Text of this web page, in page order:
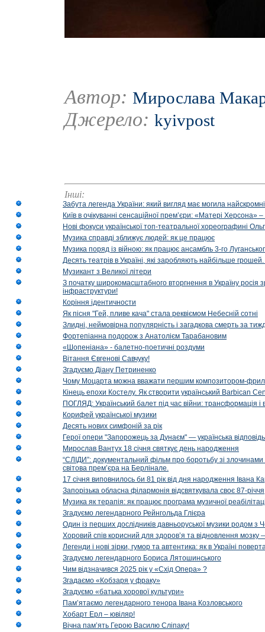
Автор: Мирослава
Джерело: kyivpost
Інші:
Забута легенда України: який вигляд має могила
Київ в очікуванні сенсаційної прем’єри: «Матері
Нові фокуси української топ-театральної хореографині
Музика справді зближує людей: як це працює
Музика поряд із війною: як працює ансамбль 3-го
Десять театрів в Україні, які заробляють найбільше
Музикант з Великої літери
З початку широкомасштабного вторгнення в Україну росія
інфраструктури!
Коріння ідентичности
Як пісня "Гей, пливе кача" стала реквіємом Небесній сотні
Злидні, неймовірна популярність і загадкова смерть за
Фортепіанна подорож з Анатолієм Тарабановим
«Шопеніана» - балетно-поетичні роздуми
Вітання Євгенові Савчуку!
Згадуємо Діану Петриненко
Чому Моцарта можна вважати першим композитором-
Кінець епохи Костелу. Як створити український Barbican
ПОГЛЯД: Український балет під час війни: трансформація і
Корифей української музики
Десять нових симфоній за рік
Герої опери "Запорожець за Дунаєм" — українська
Мирослав Вантух 18 січня святкує день народження
“СЛІДИ”: документальний фільм про боротьбу зі
світова прем’єра на Берлінале.
17 січня виповнилось би 81 рік від дня народження Івана
Запорізька обласна філармонія відсвяткувала своє 87-річчя
Музика як терапія: як працює програма музичної
Згадуємо легендарного Рейнгольда Глієра
Один із перших дослідників давньоруської музики родом з
Хоровий спів корисний для здоров’я та відновлення мозку
Легенди і нові зірки, гумор та автентика: як в Україні
Згадуємо легендарного Бориса Лятошинського
Чим відзначився 2025 рік у «Схід Опера» ?
Згадаємо «Кобзаря у фраку»
Згадуємо «батька хорової культури»
Пам’ятаємо легендарного тенора Івана Козловського
Хобарт Ерл – ювіляр!
Вічна пам’ять Герою Василю Сліпаку!